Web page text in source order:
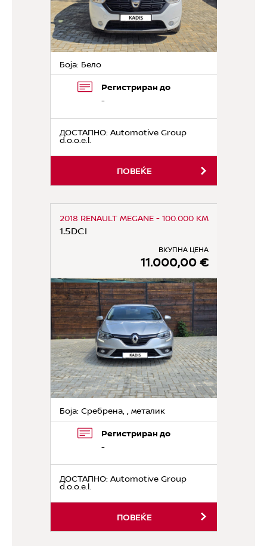
Боја: Бело
Регистриран до
-
ДОСТАПНО: Automotive Group
d.o.o.e.l.
ПОВЕЌЕ
2018 RENAULT MEGANE - 100.000 KM
1.5DCI
ВКУПНА ЦЕНА
11.000,00 €
Боја: Сребрена, , металик
Регистриран до
-
ДОСТАПНО: Automotive Group
d.o.o.e.l.
ПОВЕЌЕ